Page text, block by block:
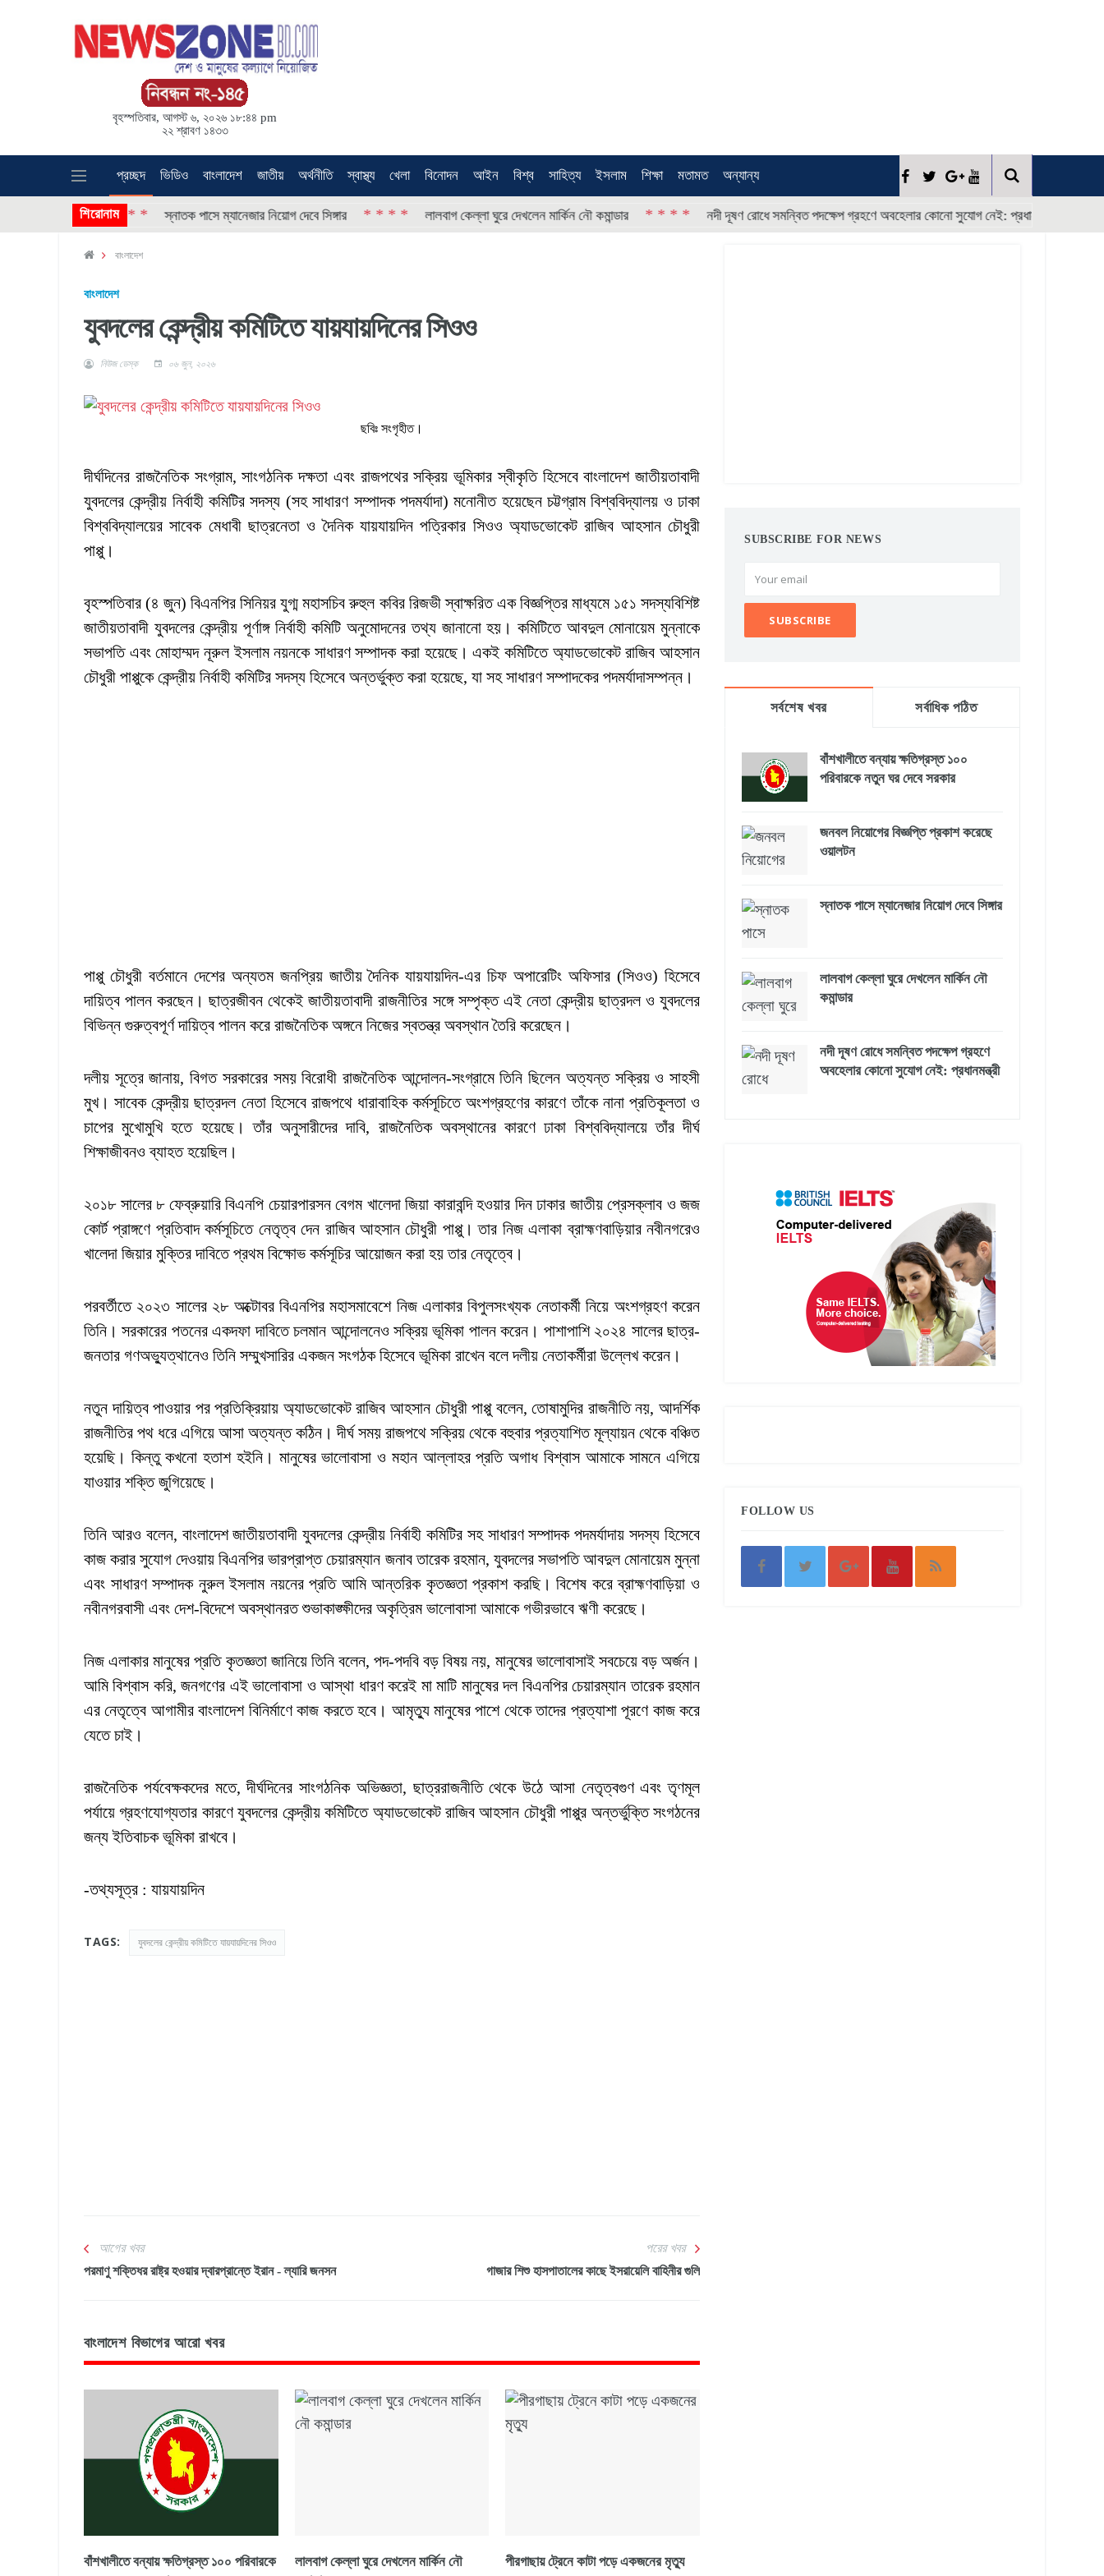
বৃহস্পতিবার, আগস্ট ৬, ২০২৬ ১৮:৪৪ pm
২২ শ্রাবণ ১৪৩৩
প্রচ্ছদ ভিডিও বাংলাদেশ জাতীয় অর্থনীতি স্বাস্থ্য খেলা বিনোদন আইন বিশ্ব সাহিত্য ইসলাম শিক্ষা মতামত অন্যান্য
শিরোনাম
* * * * স্নাতক পাসে ম্যানেজার নিয়োগ দেবে সিঙ্গার * * * * লালবাগ কেল্লা ঘুরে দেখলেন মার্কিন নৌ কমান্ডার * * * * নদী দূষণ রোধে সমন্বিত পদক্ষেপ গ্রহণে অবহেলার কোনো সুযোগ নেই: প্রধানমন্ত্রী * * * *
বাংলাদেশ
বাংলাদেশ
যুবদলের কেন্দ্রীয় কমিটিতে যায়যায়দিনের সিওও
নিউজ ডেস্ক ০৬ জুন, ২০২৬
ছবিঃ সংগৃহীত।
দীর্ঘদিনের রাজনৈতিক সংগ্রাম, সাংগঠনিক দক্ষতা এবং রাজপথের সক্রিয় ভূমিকার স্বীকৃতি হিসেবে বাংলাদেশ জাতীয়তাবাদী
যুবদলের কেন্দ্রীয় নির্বাহী কমিটির সদস্য (সহ সাধারণ সম্পাদক পদমর্যাদা) মনোনীত হয়েছেন চট্টগ্রাম বিশ্ববিদ্যালয় ও ঢাকা
বিশ্ববিদ্যালয়ের সাবেক মেধাবী ছাত্রনেতা ও দৈনিক যায়যায়দিন পত্রিকার সিওও অ্যাডভোকেট রাজিব আহসান চৌধুরী
পাপ্পু।
বৃহস্পতিবার (৪ জুন) বিএনপির সিনিয়র যুগ্ম মহাসচিব রুহুল কবির রিজভী স্বাক্ষরিত এক বিজ্ঞপ্তির মাধ্যমে ১৫১ সদস্যবিশিষ্ট
জাতীয়তাবাদী যুবদলের কেন্দ্রীয় পূর্ণাঙ্গ নির্বাহী কমিটি অনুমোদনের তথ্য জানানো হয়। কমিটিতে আবদুল মোনায়েম মুন্নাকে
সভাপতি এবং মোহাম্মদ নূরুল ইসলাম নয়নকে সাধারণ সম্পাদক করা হয়েছে। একই কমিটিতে অ্যাডভোকেট রাজিব আহসান
চৌধুরী পাপ্পুকে কেন্দ্রীয় নির্বাহী কমিটির সদস্য হিসেবে অন্তর্ভুক্ত করা হয়েছে, যা সহ সাধারণ সম্পাদকের পদমর্যাদাসম্পন্ন।
পাপ্পু চৌধুরী বর্তমানে দেশের অন্যতম জনপ্রিয় জাতীয় দৈনিক যায়যায়দিন-এর চিফ অপারেটিং অফিসার (সিওও) হিসেবে
দায়িত্ব পালন করছেন। ছাত্রজীবন থেকেই জাতীয়তাবাদী রাজনীতির সঙ্গে সম্পৃক্ত এই নেতা কেন্দ্রীয় ছাত্রদল ও যুবদলের
বিভিন্ন গুরুত্বপূর্ণ দায়িত্ব পালন করে রাজনৈতিক অঙ্গনে নিজের স্বতন্ত্র অবস্থান তৈরি করেছেন।
দলীয় সূত্রে জানায়, বিগত সরকারের সময় বিরোধী রাজনৈতিক আন্দোলন-সংগ্রামে তিনি ছিলেন অত্যন্ত সক্রিয় ও সাহসী
মুখ। সাবেক কেন্দ্রীয় ছাত্রদল নেতা হিসেবে রাজপথে ধারাবাহিক কর্মসূচিতে অংশগ্রহণের কারণে তাঁকে নানা প্রতিকূলতা ও
চাপের মুখোমুখি হতে হয়েছে। তাঁর অনুসারীদের দাবি, রাজনৈতিক অবস্থানের কারণে ঢাকা বিশ্ববিদ্যালয়ে তাঁর দীর্ঘ
শিক্ষাজীবনও ব্যাহত হয়েছিল।
২০১৮ সালের ৮ ফেব্রুয়ারি বিএনপি চেয়ারপারসন বেগম খালেদা জিয়া কারাবন্দি হওয়ার দিন ঢাকার জাতীয় প্রেসক্লাব ও জজ
কোর্ট প্রাঙ্গণে প্রতিবাদ কর্মসূচিতে নেতৃত্ব দেন রাজিব আহসান চৌধুরী পাপ্পু। তার নিজ এলাকা ব্রাহ্মণবাড়িয়ার নবীনগরেও
খালেদা জিয়ার মুক্তির দাবিতে প্রথম বিক্ষোভ কর্মসূচির আয়োজন করা হয় তার নেতৃত্বে।
পরবর্তীতে ২০২৩ সালের ২৮ অক্টোবর বিএনপির মহাসমাবেশে নিজ এলাকার বিপুলসংখ্যক নেতাকর্মী নিয়ে অংশগ্রহণ করেন
তিনি। সরকারের পতনের একদফা দাবিতে চলমান আন্দোলনেও সক্রিয় ভূমিকা পালন করেন। পাশাপাশি ২০২৪ সালের ছাত্র-
জনতার গণঅভ্যুত্থানেও তিনি সম্মুখসারির একজন সংগঠক হিসেবে ভূমিকা রাখেন বলে দলীয় নেতাকর্মীরা উল্লেখ করেন।
নতুন দায়িত্ব পাওয়ার পর প্রতিক্রিয়ায় অ্যাডভোকেট রাজিব আহসান চৌধুরী পাপ্পু বলেন, তোষামুদির রাজনীতি নয়, আদর্শিক
রাজনীতির পথ ধরে এগিয়ে আসা অত্যন্ত কঠিন। দীর্ঘ সময় রাজপথে সক্রিয় থেকে বহুবার প্রত্যাশিত মূল্যায়ন থেকে বঞ্চিত
হয়েছি। কিন্তু কখনো হতাশ হইনি। মানুষের ভালোবাসা ও মহান আল্লাহর প্রতি অগাধ বিশ্বাস আমাকে সামনে এগিয়ে
যাওয়ার শক্তি জুগিয়েছে।
তিনি আরও বলেন, বাংলাদেশ জাতীয়তাবাদী যুবদলের কেন্দ্রীয় নির্বাহী কমিটির সহ সাধারণ সম্পাদক পদমর্যাদায় সদস্য হিসেবে
কাজ করার সুযোগ দেওয়ায় বিএনপির ভারপ্রাপ্ত চেয়ারম্যান জনাব তারেক রহমান, যুবদলের সভাপতি আবদুল মোনায়েম মুন্না
এবং সাধারণ সম্পাদক নুরুল ইসলাম নয়নের প্রতি আমি আন্তরিক কৃতজ্ঞতা প্রকাশ করছি। বিশেষ করে ব্রাহ্মণবাড়িয়া ও
নবীনগরবাসী এবং দেশ-বিদেশে অবস্থানরত শুভাকাঙ্ক্ষীদের অকৃত্রিম ভালোবাসা আমাকে গভীরভাবে ঋণী করেছে।
নিজ এলাকার মানুষের প্রতি কৃতজ্ঞতা জানিয়ে তিনি বলেন, পদ-পদবি বড় বিষয় নয়, মানুষের ভালোবাসাই সবচেয়ে বড় অর্জন।
আমি বিশ্বাস করি, জনগণের এই ভালোবাসা ও আস্থা ধারণ করেই মা মাটি মানুষের দল বিএনপির চেয়ারম্যান তারেক রহমান
এর নেতৃত্বে আগামীর বাংলাদেশ বিনির্মাণে কাজ করতে হবে। আমৃত্যু মানুষের পাশে থেকে তাদের প্রত্যাশা পূরণে কাজ করে
যেতে চাই।
রাজনৈতিক পর্যবেক্ষকদের মতে, দীর্ঘদিনের সাংগঠনিক অভিজ্ঞতা, ছাত্ররাজনীতি থেকে উঠে আসা নেতৃত্বগুণ এবং তৃণমূল
পর্যায়ে গ্রহণযোগ্যতার কারণে যুবদলের কেন্দ্রীয় কমিটিতে অ্যাডভোকেট রাজিব আহসান চৌধুরী পাপ্পুর অন্তর্ভুক্তি সংগঠনের
জন্য ইতিবাচক ভূমিকা রাখবে।
-তথ্যসূত্র : যায়যায়দিন
TAGS: যুবদলের কেন্দ্রীয় কমিটিতে যায়যায়দিনের সিওও
আগের খবর
পরমাণু শক্তিধর রাষ্ট্র হওয়ার দ্বারপ্রান্তে ইরান - ল্যারি জনসন
পরের খবর
গাজার শিশু হাসপাতালের কাছে ইসরায়েলি বাহিনীর গুলি
বাংলাদেশ বিভাগের আরো খবর
বাঁশখালীতে বন্যায় ক্ষতিগ্রস্ত ১০০ পরিবারকে
লালবাগ কেল্লা ঘুরে দেখলেন মার্কিন নৌ
পীরগাছায় ট্রেনে কাটা পড়ে একজনের মৃত্যু
SUBSCRIBE FOR NEWS
সর্বশেষ খবর সর্বাধিক পঠিত
বাঁশখালীতে বন্যায় ক্ষতিগ্রস্ত ১০০
পরিবারকে নতুন ঘর দেবে সরকার
জনবল নিয়োগের বিজ্ঞপ্তি প্রকাশ করেছে
ওয়ালটন
স্নাতক পাসে ম্যানেজার নিয়োগ দেবে সিঙ্গার
লালবাগ কেল্লা ঘুরে দেখলেন মার্কিন নৌ
কমান্ডার
নদী দূষণ রোধে সমন্বিত পদক্ষেপ গ্রহণে
অবহেলার কোনো সুযোগ নেই: প্রধানমন্ত্রী
FOLLOW US